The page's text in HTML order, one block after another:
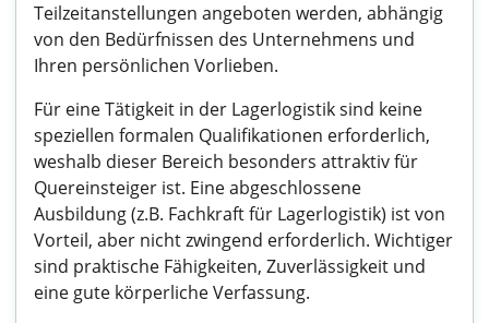
Teilzeitanstellungen angeboten werden, abhängig
von den Bedürfnissen des Unternehmens und
Ihren persönlichen Vorlieben.
Für eine Tätigkeit in der Lagerlogistik sind keine
speziellen formalen Qualifikationen erforderlich,
weshalb dieser Bereich besonders attraktiv für
Quereinsteiger ist. Eine abgeschlossene
Ausbildung (z.B. Fachkraft für Lagerlogistik) ist von
Vorteil, aber nicht zwingend erforderlich. Wichtiger
sind praktische Fähigkeiten, Zuverlässigkeit und
eine gute körperliche Verfassung.